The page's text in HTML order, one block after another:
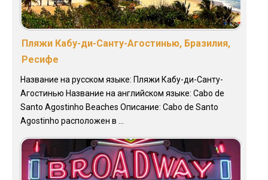
Пляжи Кабу-ди-Санту-Агостинью, Бразилия,
Ресифе
Название на русском языке: Пляжи Кабу-ди-Санту-
Агостинью Название на английском языке: Cabo de
Santo Agostinho Beaches Описание: Cabo de Santo
Agostinho расположен в ...